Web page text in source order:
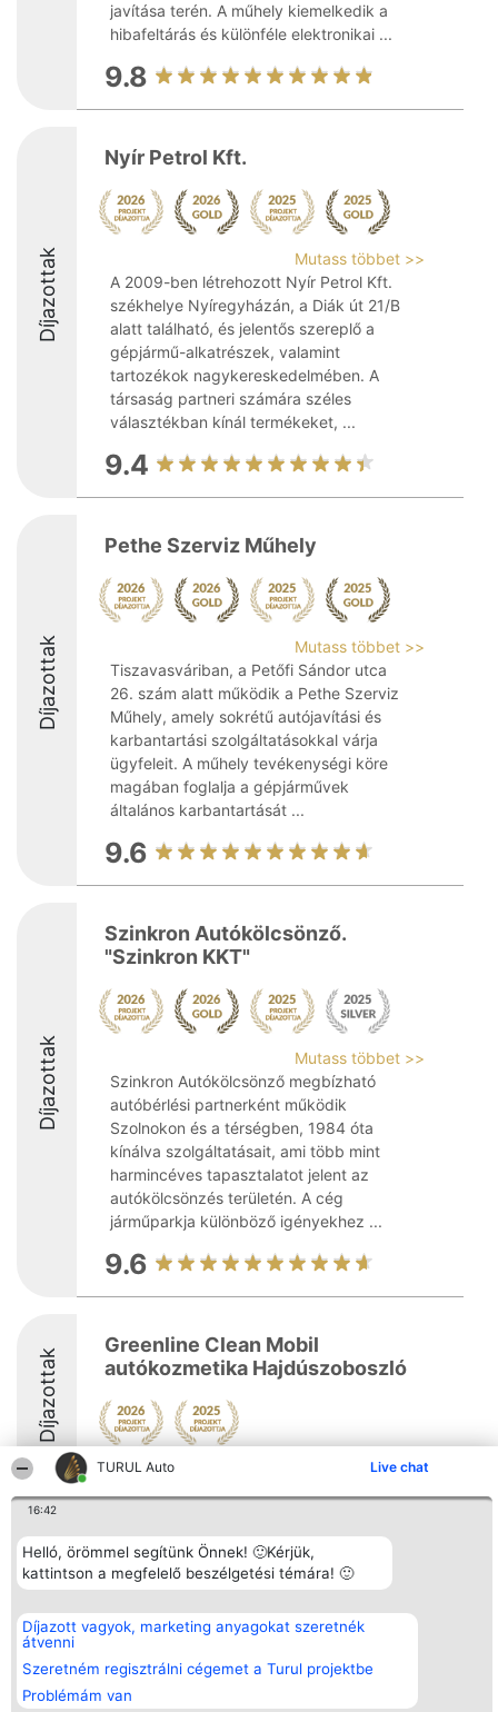
TURUL Auto Live chat
16:42
Helló, örömmel segítünk Önnek! 🙂Kérjük,
kattintson a megfelelő beszélgetési témára! 🙂
Díjazott vagyok, marketing anyagokat szeretnék
átvenni
Szeretném regisztrálni cégemet a Turul projektbe
Problémám van
javítása terén. A műhely kiemelkedik a
hibafeltárás és különféle elektronikai ...
9.8
Díjazottak
Nyír Petrol Kft.
Mutass többet >>
A 2009-ben létrehozott Nyír Petrol Kft.
székhelye Nyíregyházán, a Diák út 21/B
alatt található, és jelentős szereplő a
gépjármű-alkatrészek, valamint
tartozékok nagykereskedelmében. A
társaság partneri számára széles
választékban kínál termékeket, ...
9.4
Díjazottak
Pethe Szerviz Műhely
Mutass többet >>
Tiszavasváriban, a Petőfi Sándor utca
26. szám alatt működik a Pethe Szerviz
Műhely, amely sokrétű autójavítási és
karbantartási szolgáltatásokkal várja
ügyfeleit. A műhely tevékenységi köre
magában foglalja a gépjárművek
általános karbantartását ...
9.6
Díjazottak
Szinkron Autókölcsönző.
"Szinkron KKT"
Mutass többet >>
Szinkron Autókölcsönző megbízható
autóbérlési partnerként működik
Szolnokon és a térségben, 1984 óta
kínálva szolgáltatásait, ami több mint
harmincéves tapasztalatot jelent az
autókölcsönzés területén. A cég
járműparkja különböző igényekhez ...
9.6
Díjazottak
Greenline Clean Mobil
autókozmetika Hajdúszoboszló
8.5
Rangsorszervező
SC Beautiful Company S.R.L.
Bulevardul Aleea Timișul De
4, Ap. 13
Bukarest 53-238
tel: +363 033 425 71
Népszavazás
Nyertesek
Az összes
listája
Szabályok
Polityka
Elérhetőség